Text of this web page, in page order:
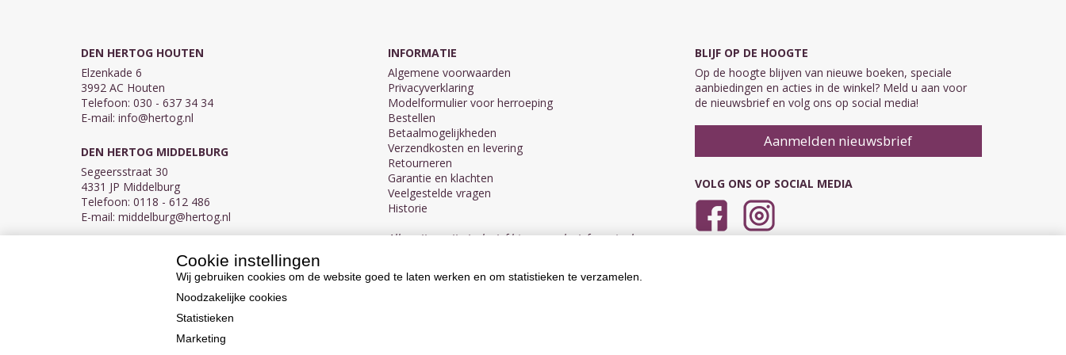
DEN HERTOG HOUTEN
Elzenkade 6
3992 AC Houten
Telefoon: 030 - 637 34 34
E-mail: info@hertog.nl
DEN HERTOG MIDDELBURG
Segeersstraat 30
4331 JP Middelburg
Telefoon: 0118 - 612 486
E-mail: middelburg@hertog.nl
BTW NL007450242B03
INFORMATIE
Algemene voorwaarden
Privacyverklaring
Modelformulier voor herroeping
Bestellen
Betaalmogelijkheden
Verzendkosten en levering
Retourneren
Garantie en klachten
Veelgestelde vragen
Historie
Alle prijzen zijn inclusief btw en exclusief eventuele
BLIJF OP DE HOOGTE
Op de hoogte blijven van nieuwe boeken, speciale
aanbiedingen en acties in de winkel? Meld u aan voor
de nieuwsbrief en volg ons op social media!
Aanmelden nieuwsbrief
VOLG ONS OP SOCIAL MEDIA
Cookie instellingen
Wij gebruiken cookies om de website goed te laten werken en om statistieken te verzamelen.
Noodzakelijke cookies
Statistieken
Marketing